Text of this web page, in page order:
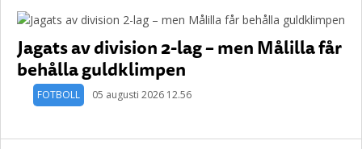
Jagats av division 2-lag – men Målilla får
behålla guldklimpen
FOTBOLL 05 augusti 2026 12.56